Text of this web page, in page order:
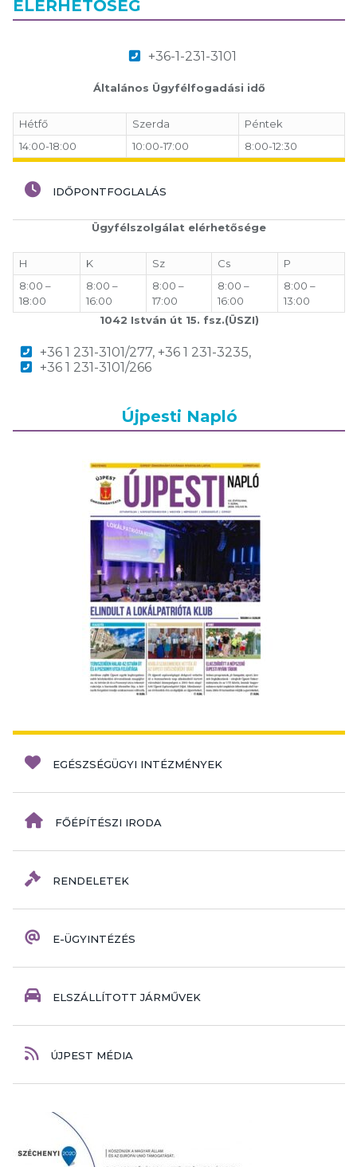
ELÉRHETŐSÉG
+36-1-231-3101
Általános Ügyfélfogadási idő
Hétfő Szerda
Péntek
14:00-18:00
10:00-17:00 8:00-12:30
IDŐPONTFOGLALÁS
Ügyfélszolgálat elérhetősége
H K Sz Cs
P
8:00 –
18:00
8:00 –
16:00
8:00 –
17:00
8:00 –
16:00
8:00 –
13:00
1042 István út 15. fsz.(ÜSZI)
+36 1 231-3101/277, +36 1 231-3235,
+36 1 231-3101/266
Újpesti Napló
EGÉSZSÉGÜGYI INTÉZMÉNYEK
FŐÉPÍTÉSZI IRODA
RENDELETEK
E-ÜGYINTÉZÉS
ELSZÁLLÍTOTT JÁRMŰVEK
ÚJPEST MÉDIA